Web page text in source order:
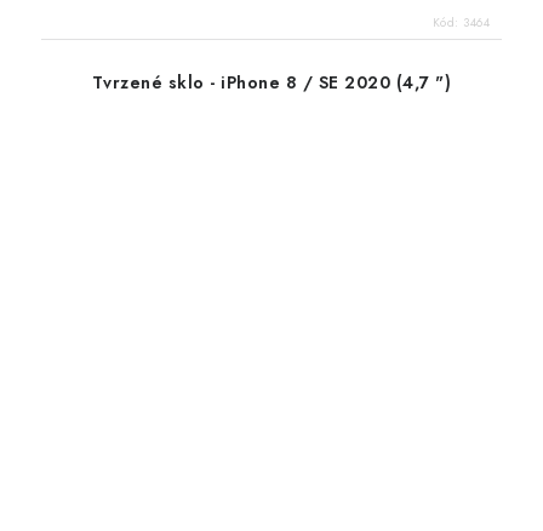
Kód: 3464
Tvrzené sklo - iPhone 8 / SE 2020 (4,7 ")